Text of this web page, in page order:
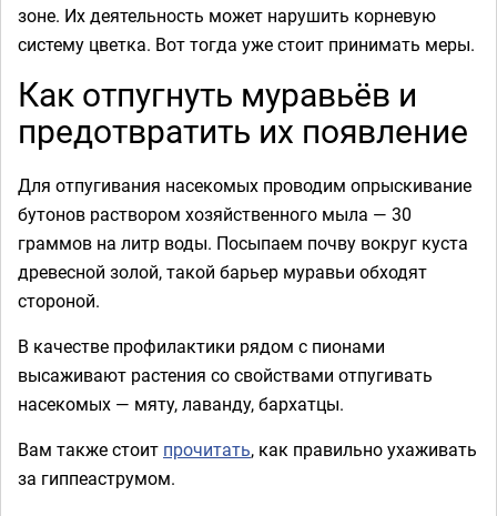
зоне. Их деятельность может нарушить корневую
систему цветка. Вот тогда уже стоит принимать меры.
Как отпугнуть муравьёв и
предотвратить их появление
Для отпугивания насекомых проводим опрыскивание
бутонов раствором хозяйственного мыла — 30
граммов на литр воды. Посыпаем почву вокруг куста
древесной золой, такой барьер муравьи обходят
стороной.
В качестве профилактики рядом с пионами
высаживают растения со свойствами отпугивать
насекомых — мяту, лаванду, бархатцы.
Вам также стоит прочитать, как правильно ухаживать
за гиппеаструмом.